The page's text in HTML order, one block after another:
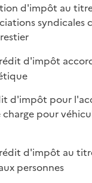
d'impôt au
syndicales
d'impôt
d'impôt pour
pour
d'impôt au
personnes